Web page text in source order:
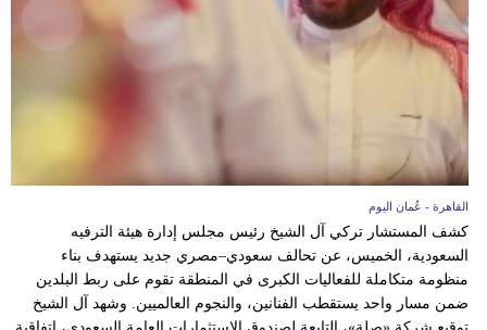
القاهرة - عُمان اليوم
كشف المستشار تركي آل الشيخ رئيس مجلس إدارة هيئة الترفيه
السعودية، الخميس، عن تحالف سعودي–مصري جديد يستهدف بناء
منظومة متكاملة للفعاليات الكبرى في المنطقة تقوم على ربط البلدين
ضمن مسار واحد يستقطب الفنانين، والنجوم العالميين. وشهد آل الشيخ